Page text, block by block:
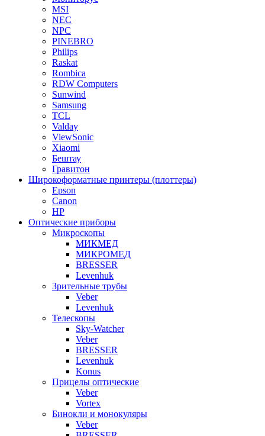
MSI
NEC
NPC
PINEBRO
Philips
Raskat
Rombica
RDW Computers
Sunwind
Samsung
TCL
Valday
ViewSonic
Xiaomi
Бештау
Гравитон
Широкоформатные принтеры (плоттеры)
Epson
Canon
HP
Оптические приборы
Микроскопы
МИКМЕД
МИКРОМЕД
BRESSER
Levenhuk
Зрительные трубы
Veber
Levenhuk
Телескопы
Sky-Watcher
Veber
BRESSER
Levenhuk
Konus
Прицелы оптические
Veber
Vortex
Бинокли и монокуляры
Veber